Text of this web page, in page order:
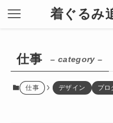
着ぐるみ
仕事 – category –
仕事 デザイン プロ